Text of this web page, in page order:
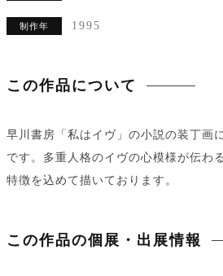
制作年 1995
この作品について
早川書房「私はイヴ」の小説の装丁画
です。多重人格のイヴの心模様が伝わ
特徴を込めて描いております。
この作品の個展・出展情報